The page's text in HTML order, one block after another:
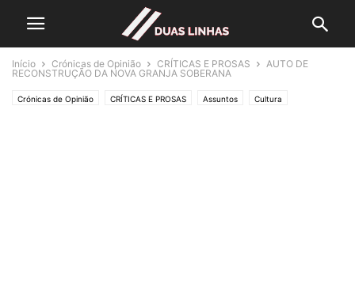
Início Crónicas de Opinião CRÍTICAS E PROSAS
AUTO DE
RECONSTRUÇÃO DA NOVA GRANJA SOBERANA
Crónicas de Opinião CRÍTICAS E PROSAS Assuntos Cultura